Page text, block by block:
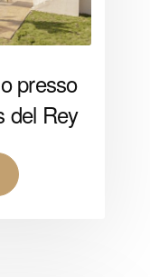
presso
del Rey